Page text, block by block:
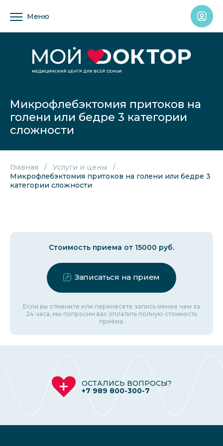
Меню
Микрофлебэктомия притоков на
голени или бедре 3 категории
сложности
Главная
Услуги и цены
Микрофлебэктомия притоков на голени или бедре 3
категории сложности
Стоимость приема от 15000 руб.
Записаться на прием
Если вы отмените или перенесете запись менее чем за
24 часа, мы попросим вас оплатить полную стоимость
приёма.
ОСТАЛИСЬ ВОПРОСЫ?
+7 989 800-300-7